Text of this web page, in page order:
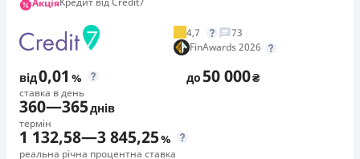
Акція
4,7
73
FinAwards 2026
від0,01 %
ставка в день
до50 000₴
360—365днів
термін
1 132,58—3 845,25%
реальна річна процентна ставка